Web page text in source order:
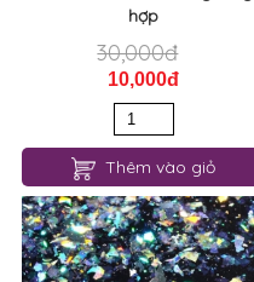
hợp
30,000đ
10,000đ
Thêm vào giỏ